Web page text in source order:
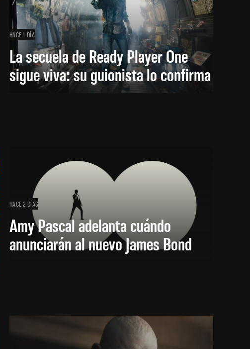
HACE 1 DÍA
La secuela de Ready Player One
sigue viva: su guionista lo confirma
HACE 2 DÍAS
Amy Pascal adelanta cuándo
anunciarán al nuevo James Bond